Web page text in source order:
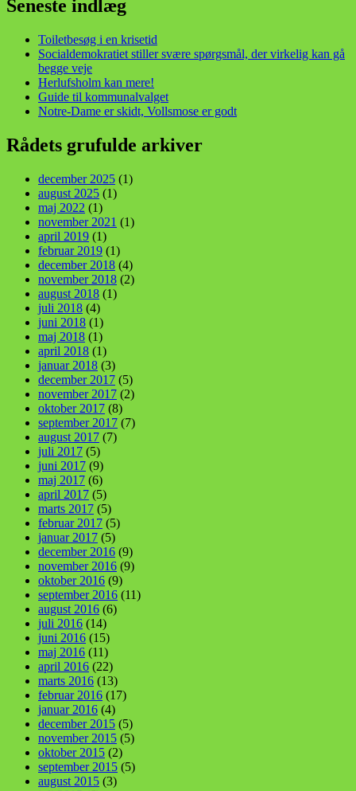
Seneste indlæg
Toiletbesøg i en krisetid
Socialdemokratiet stiller svære spørgsmål, der virkelig kan gå
begge veje
Herlufsholm kan mere!
Guide til kommunalvalget
Notre-Dame er skidt, Vollsmose er godt
Rådets grufulde arkiver
december 2025 (1)
august 2025 (1)
maj 2022 (1)
november 2021 (1)
april 2019 (1)
februar 2019 (1)
december 2018 (4)
november 2018 (2)
august 2018 (1)
juli 2018 (4)
juni 2018 (1)
maj 2018 (1)
april 2018 (1)
januar 2018 (3)
december 2017 (5)
november 2017 (2)
oktober 2017 (8)
september 2017 (7)
august 2017 (7)
juli 2017 (5)
juni 2017 (9)
maj 2017 (6)
april 2017 (5)
marts 2017 (5)
februar 2017 (5)
januar 2017 (5)
december 2016 (9)
november 2016 (9)
oktober 2016 (9)
september 2016 (11)
august 2016 (6)
juli 2016 (14)
juni 2016 (15)
maj 2016 (11)
april 2016 (22)
marts 2016 (13)
februar 2016 (17)
januar 2016 (4)
december 2015 (5)
november 2015 (5)
oktober 2015 (2)
september 2015 (5)
august 2015 (3)